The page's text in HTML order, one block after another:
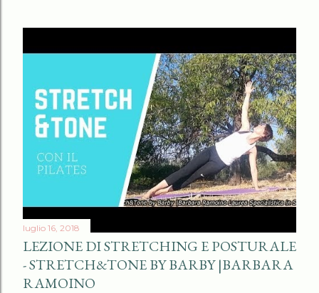
luglio 16, 2018
LEZIONE DI STRETCHING E POSTURALE
- STRETCH&TONE BY BARBY |BARBARA
RAMOINO